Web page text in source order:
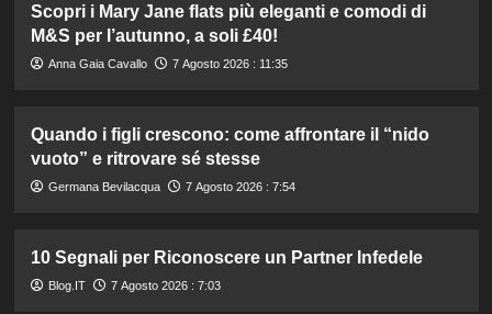
Scopri i Mary Jane flats più eleganti e comodi di
M&S per l’autunno, a soli £40!
Anna Gaia Cavallo 7 Agosto 2026 : 11:35
Quando i figli crescono: come affrontare il “nido
vuoto” e ritrovare sé stesse
Germana Bevilacqua 7 Agosto 2026 : 7:54
10 Segnali per Riconoscere un Partner Infedele
Blog.IT 7 Agosto 2026 : 7:03